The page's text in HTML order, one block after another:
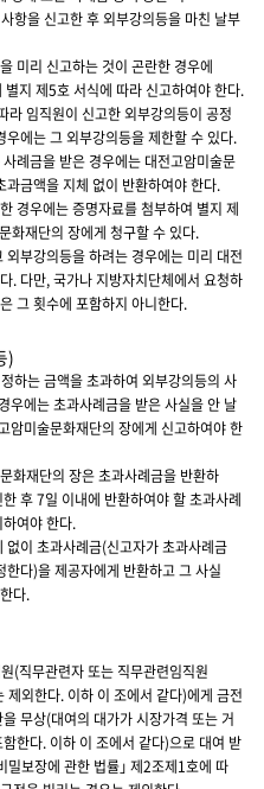
항을 신고한 후 외부강의등을 마친 날부
미리 신고하는 것이 곤란한 경우에
지 제5호 서식에 따라 신고하여야 한다.
임직원이 신고한 외부강의등이 공정
에는 그 외부강의등을 제한할 수 있다.
례금을 받은 경우에는 대전고암미술문
금액을 지체 없이 반환하여야 한다.
경우에는 증명자료를 첨부하여 별지 제
화재단의 장에게 청구할 수 있다.
부강의등을 하려는 경우에는 미리 대전
. 다만, 국가나 지방자치단체에서 요청하
그 횟수에 포함하지 아니한다.
)
하는 금액을 초과하여 외부강의등의 사
우에는 초과사례금을 받은 사실을 안 날
암미술문화재단의 장에게 신고하여야 한
화재단의 장은 초과사례금을 반환하
후 7일 이내에 반환하여야 할 초과사례
여야 한다.
이 초과사례금(신고자가 초과사례금
다)을 제공자에게 반환하고 그 사실
다.
(직무관련자 또는 직무관련임직원
외한다. 이하 이 조에서 같다)에게 금전
무상(대여의 대가가 시장가격 또는 거
한다. 이하 이 조에서 같다)으로 대여 받
밀보장에 관한 법률｣ 제2조제1호에 따